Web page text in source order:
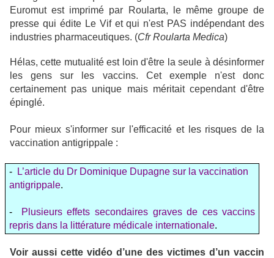
Euromut est imprimé par Roularta, le même groupe de
presse qui édite Le Vif et qui n'est PAS indépendant des
industries pharmaceutiques. (Cfr Roularta Medica)
Hélas, cette mutualité est loin d'être la seule à désinformer
les gens sur les vaccins. Cet exemple n'est donc
certainement pas unique mais méritait cependant d'être
épinglé.
Pour mieux s'informer sur l'efficacité et les risques de la
vaccination antigrippale :
-
L’article du Dr Dominique Dupagne sur la vaccination
antigrippale.
-
Plusieurs effets secondaires graves de ces vaccins
repris dans la littérature médicale internationale.
Voir aussi cette vidéo d’une des victimes d’un vaccin